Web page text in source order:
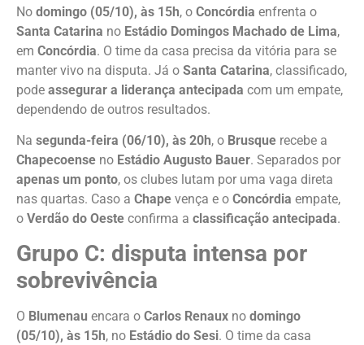
No domingo (05/10), às 15h, o Concórdia enfrenta o
Santa Catarina no Estádio Domingos Machado de Lima,
em Concórdia. O time da casa precisa da vitória para se
manter vivo na disputa. Já o Santa Catarina, classificado,
pode assegurar a liderança antecipada com um empate,
dependendo de outros resultados.
Na segunda-feira (06/10), às 20h, o Brusque recebe a
Chapecoense no Estádio Augusto Bauer. Separados por
apenas um ponto, os clubes lutam por uma vaga direta
nas quartas. Caso a Chape vença e o Concórdia empate,
o Verdão do Oeste confirma a classificação antecipada.
Grupo C: disputa intensa por
sobrevivência
O Blumenau encara o Carlos Renaux no domingo
(05/10), às 15h, no Estádio do Sesi. O time da casa